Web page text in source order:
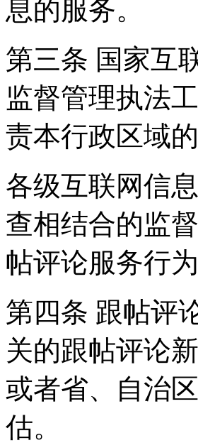
息的服务。
第三条 国家互
监督管理执法
责本行政区域
各级互联网信
查相结合的监
帖评论服务行为
第四条 跟帖评
关的跟帖评论
或者省、自治
估。